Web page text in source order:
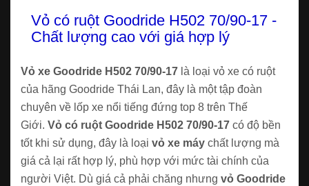
Vỏ có ruột Goodride H502 70/90-17 -
Chất lượng cao với giá hợp lý
Vỏ xe Goodride H502 70/90-17 là loại vỏ xe có ruột
của hãng Goodride Thái Lan, đây là một tập đoàn
chuyên về lốp xe nổi tiếng đứng top 8 trên Thế
Giới. Vỏ có ruột Goodride H502 70/90-17 có độ bền
tốt khi sử dụng, đây là loại vỏ xe máy chất lượng mà
giá cả lại rất hợp lý, phù hợp với mức tài chính của
người Việt. Dù giá cả phải chăng nhưng vỏ Goodride